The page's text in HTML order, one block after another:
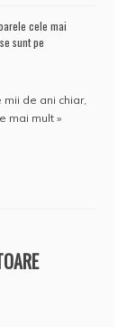
cele mai
sunt pe
mii de ani chiar,
mai mult »